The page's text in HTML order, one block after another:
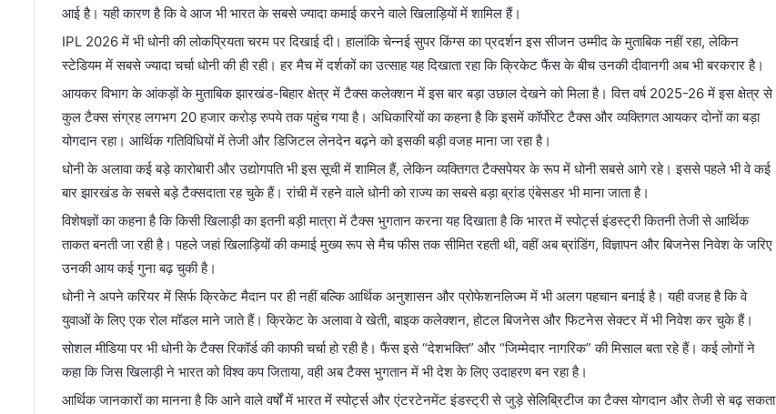
आई है। यही कारण है कि वे आज भी भारत के सबसे ज्यादा कमाई करने वाले खिलाड़ियों में शामिल हैं।
IPL 2026 में भी धोनी की लोकप्रियता चरम पर दिखाई दी। हालांकि चेन्नई सुपर किंग्स का प्रदर्शन इस सीजन उम्मीद के मुताबिक नहीं रहा, लेकिन
स्टेडियम में सबसे ज्यादा चर्चा धोनी की ही रही। हर मैच में दर्शकों का उत्साह यह दिखाता रहा कि क्रिकेट फैंस के बीच उनकी दीवानगी अब भी बरकरार है।
आयकर विभाग के आंकड़ों के मुताबिक झारखंड-बिहार क्षेत्र में टैक्स कलेक्शन में इस बार बड़ा उछाल देखने को मिला है। वित्त वर्ष 2025-26 में इस क्षेत्र से
कुल टैक्स संग्रह लगभग 20 हजार करोड़ रुपये तक पहुंच गया है। अधिकारियों का कहना है कि इसमें कॉर्पोरेट टैक्स और व्यक्तिगत आयकर दोनों का बड़ा
योगदान रहा। आर्थिक गतिविधियों में तेजी और डिजिटल लेनदेन बढ़ने को इसकी बड़ी वजह माना जा रहा है।
धोनी के अलावा कई बड़े कारोबारी और उद्योगपति भी इस सूची में शामिल हैं, लेकिन व्यक्तिगत टैक्सपेयर के रूप में धोनी सबसे आगे रहे। इससे पहले भी वे कई
बार झारखंड के सबसे बड़े टैक्सदाता रह चुके हैं। रांची में रहने वाले धोनी को राज्य का सबसे बड़ा ब्रांड एंबेसडर भी माना जाता है।
विशेषज्ञों का कहना है कि किसी खिलाड़ी का इतनी बड़ी मात्रा में टैक्स भुगतान करना यह दिखाता है कि भारत में स्पोर्ट्स इंडस्ट्री कितनी तेजी से आर्थिक
ताकत बनती जा रही है। पहले जहां खिलाड़ियों की कमाई मुख्य रूप से मैच फीस तक सीमित रहती थी, वहीं अब ब्रांडिंग, विज्ञापन और बिजनेस निवेश के जरिए
उनकी आय कई गुना बढ़ चुकी है।
धोनी ने अपने करियर में सिर्फ क्रिकेट मैदान पर ही नहीं बल्कि आर्थिक अनुशासन और प्रोफेशनलिज्म में भी अलग पहचान बनाई है। यही वजह है कि वे
युवाओं के लिए एक रोल मॉडल माने जाते हैं। क्रिकेट के अलावा वे खेती, बाइक कलेक्शन, होटल बिजनेस और फिटनेस सेक्टर में भी निवेश कर चुके हैं।
सोशल मीडिया पर भी धोनी के टैक्स रिकॉर्ड की काफी चर्चा हो रही है। फैंस इसे “देशभक्ति” और “जिम्मेदार नागरिक” की मिसाल बता रहे हैं। कई लोगों ने
कहा कि जिस खिलाड़ी ने भारत को विश्व कप जिताया, वही अब टैक्स भुगतान में भी देश के लिए उदाहरण बन रहा है।
आर्थिक जानकारों का मानना है कि आने वाले वर्षों में भारत में स्पोर्ट्स और एंटरटेनमेंट इंडस्ट्री से जुड़े सेलिब्रिटीज का टैक्स योगदान और तेजी से बढ़ सकता